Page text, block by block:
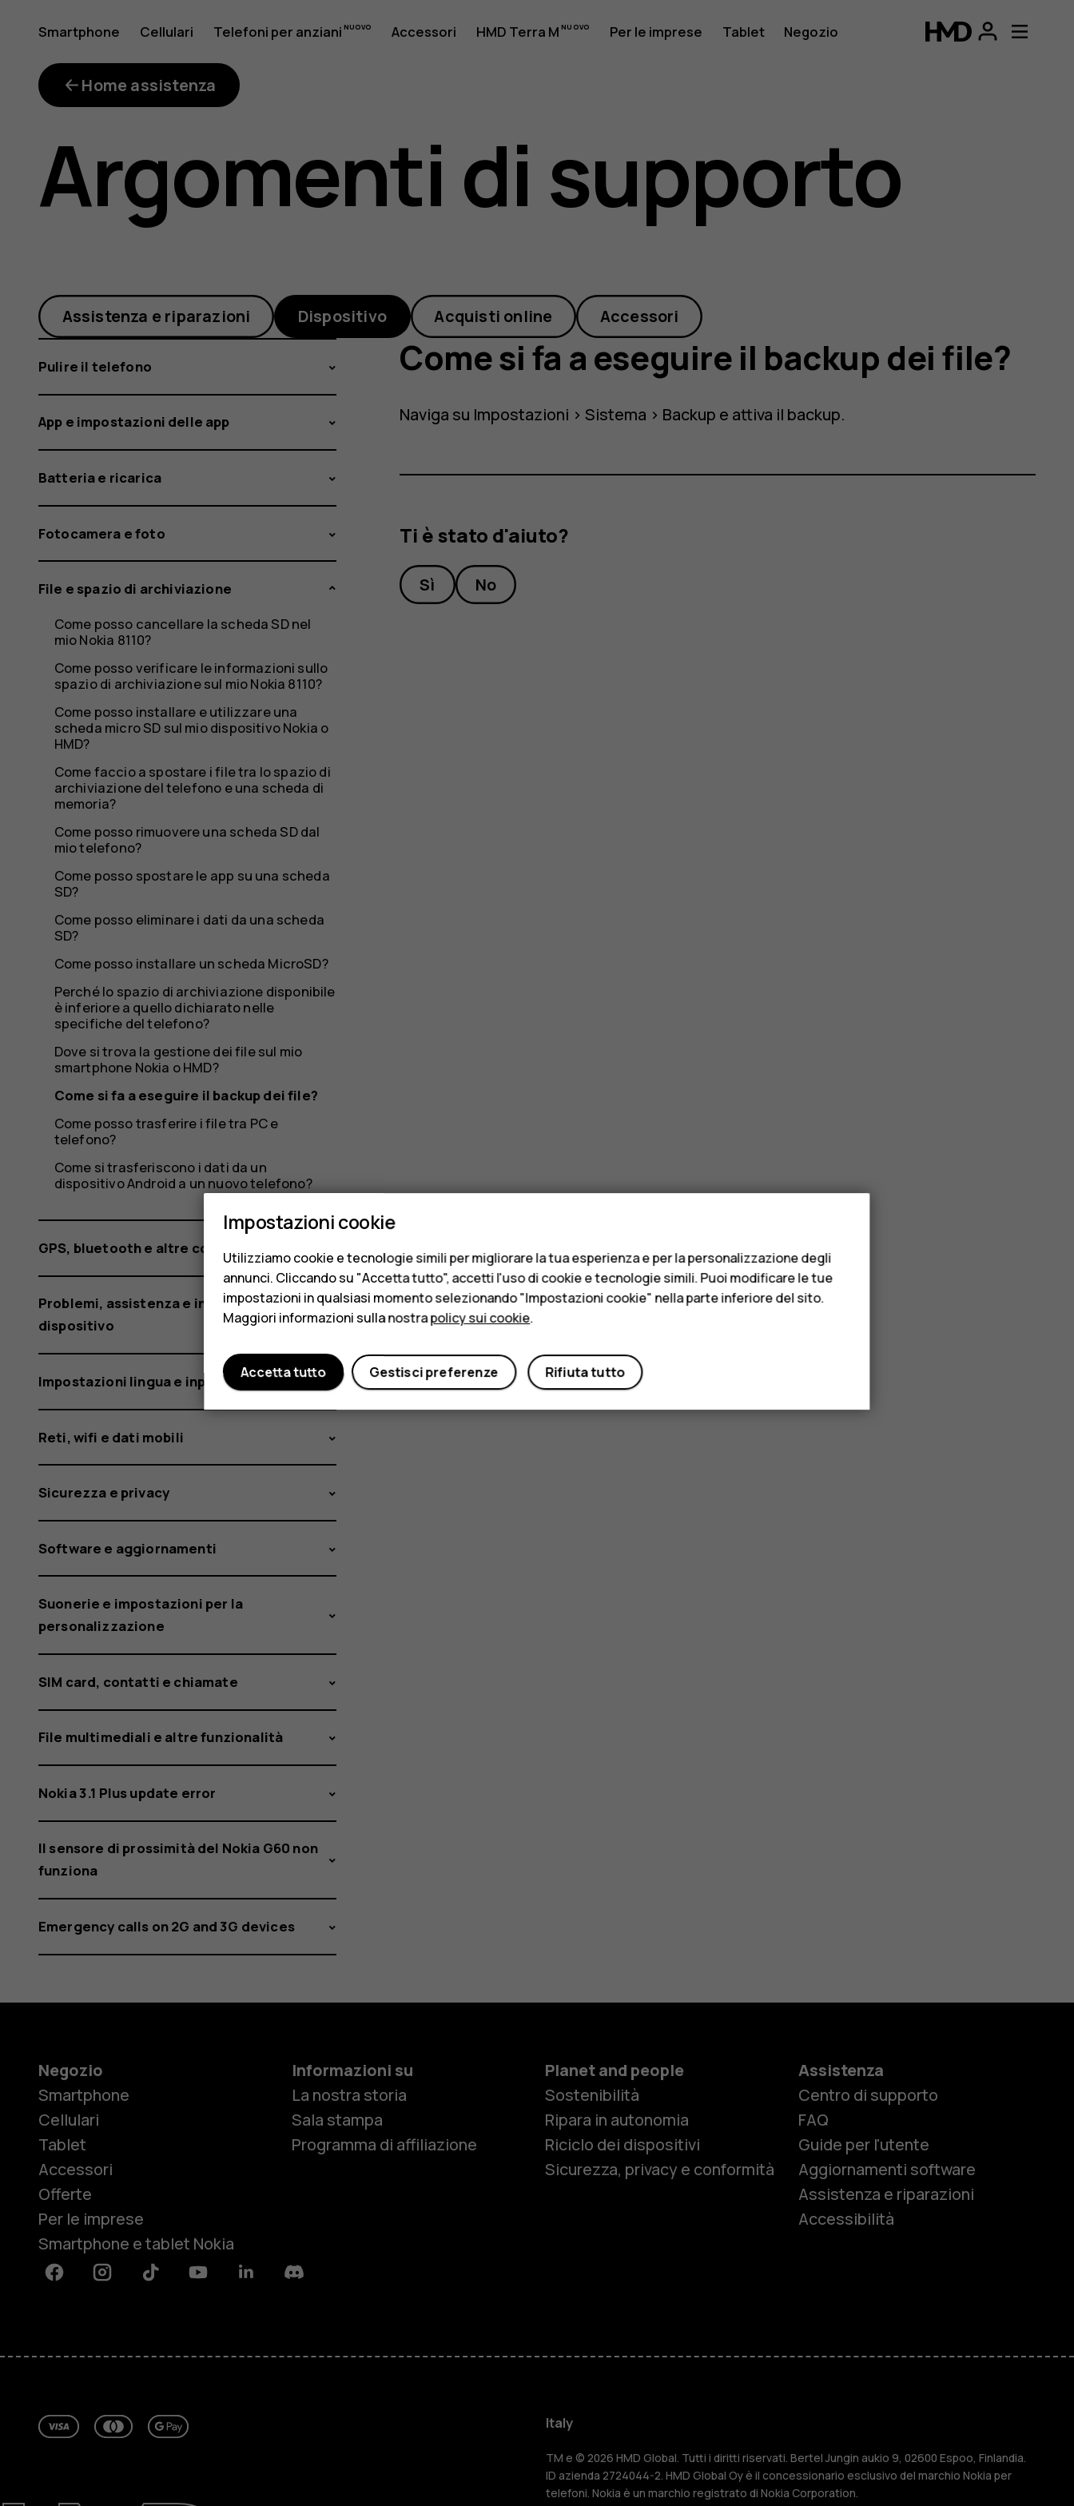
Come
si
fa
a
eseguire
il
backup
dei
file?
Smartphone Cellulari Telefoni per anziani Accessori HMD Terra M Per le imprese Tablet Negozio
Smartphone
Cellulari
HMD Terra M
Per le imprese
Tablet
Il mio account
Informazioni su
Home assistenza
Argomenti di supporto
Assistenza e riparazioni Dispositivo Acquisti online Accessori
Pulire il telefono
App e impostazioni delle app
Batteria e ricarica
Fotocamera e foto
File e spazio di archiviazione
Come posso cancellare la scheda SD nel
mio Nokia 8110?
Come posso verificare le informazioni sullo
spazio di archiviazione sul mio Nokia 8110?
Come posso installare e utilizzare una
scheda micro SD sul mio dispositivo Nokia o
HMD?
Come faccio a spostare i file tra lo spazio di
archiviazione del telefono e una scheda di
memoria?
Come posso rimuovere una scheda SD dal
mio telefono?
Come posso spostare le app su una scheda
SD?
Come posso eliminare i dati da una scheda
SD?
Come posso installare un scheda MicroSD?
Perché lo spazio di archiviazione disponibile
è inferiore a quello dichiarato nelle
specifiche del telefono?
Dove si trova la gestione dei file sul mio
smartphone Nokia o HMD?
Come si fa a eseguire il backup dei file?
Come posso trasferire i file tra PC e
telefono?
Come si trasferiscono i dati da un
dispositivo Android a un nuovo telefono?
GPS, bluetooth e altre connessioni
Problemi, assistenza e informazioni sul
dispositivo
Impostazioni lingua e input
Reti, wifi e dati mobili
Sicurezza e privacy
Software e aggiornamenti
Suonerie e impostazioni per la
personalizzazione
SIM card, contatti e chiamate
File multimediali e altre funzionalità
Nokia 3.1 Plus update error
Il sensore di prossimità del Nokia G60 non
funziona
Emergency calls on 2G and 3G devices
Come si fa a eseguire il backup dei file?
Naviga su Impostazioni >Sistema > Backup e attiva il backup.
Ti è stato d'aiuto?
Sì No
Negozio
Smartphone
Cellulari
Tablet
Accessori
Offerte
Per le imprese
Smartphone e tablet Nokia
Informazioni su
La nostra storia
Sala stampa
Programma di affiliazione
Planet and people
Sostenibilità
Ripara in autonomia
Riciclo dei dispositivi
Sicurezza, privacy e conformità
Assistenza
Centro di supporto
FAQ
Guide per l'utente
Aggiornamenti software
Assistenza e riparazioni
Accessibilità
FacebookInstagramTiktok YoutubeLinkedinDiscord
Italy
TM e © 2026 HMD Global. Tutti i diritti riservati. Bertel Jungin aukio 9, 02600 Espoo, Finlandia.
ID azienda 2724044-2. HMD Global Oy è il concessionario esclusivo del marchio Nokia per
telefoni. Nokia è un marchio registrato di Nokia Corporation.
Impostazioni cookie
Utilizziamo cookie e tecnologie simili per migliorare la tua esperienza e per la personalizzazione degli
annunci. Cliccando su "Accetta tutto", accetti l'uso di cookie e tecnologie simili. Puoi modificare le tue
impostazioni in qualsiasi momento selezionando "Impostazioni cookie" nella parte inferiore del sito.
Maggiori informazioni sulla nostrapolicy sui cookie.
Rifiuta tutto
Gestisci preferenze
Accetta tutto